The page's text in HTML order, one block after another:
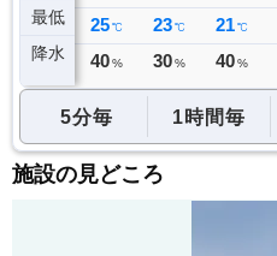
最低
降水
27 ℃
2 ミリ
25 ℃
40 %
23 ℃
30 %
21 ℃
40 %
5分毎 1時間毎
施設の見どころ